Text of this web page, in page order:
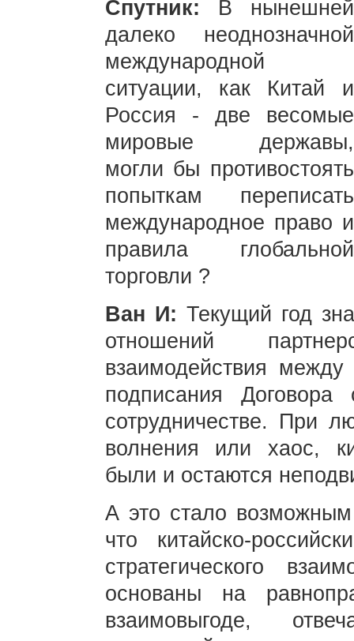
Спутник: В нынешней
далеко неоднозначной
международной
ситуации, как Китай и
Россия - две весомые
мировые державы,
могли бы противостоять
попыткам переписать
международное право и
правила глобальной
торговли ?
Ван И: Текущий год
отношений
взаимодействия
подписания
сотрудничестве. При
волнения или хаос,
были и остаются
А это стало
что китайско-
стратегического
основаны на
взаимовыгоде,